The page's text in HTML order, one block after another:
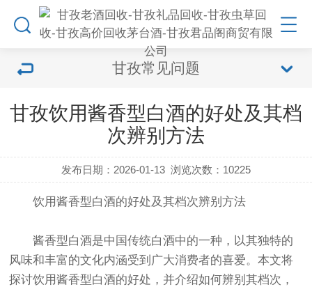
甘孜常见问题
甘孜饮用酱香型白酒的好处及其档
次辨别方法
发布日期：2026-01-13 浏览次数： 10225
饮用酱香型白酒的好处及其档次辨别方法
酱香型白酒是中国传统白酒中的一种，以其独特的
风味和丰富的文化内涵受到广大消费者的喜爱。本文将
探讨饮用酱香型白酒的好处，并介绍如何辨别其档次，